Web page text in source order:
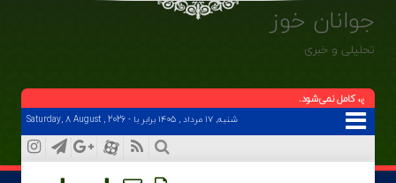
جوانان خوز
تحلیلی و خبری
از حق، كامل نمى‌شود.
شنبه, ۱۷ مرداد , ۱۴۰۵ برابر با - Saturday, 8 August , 2026